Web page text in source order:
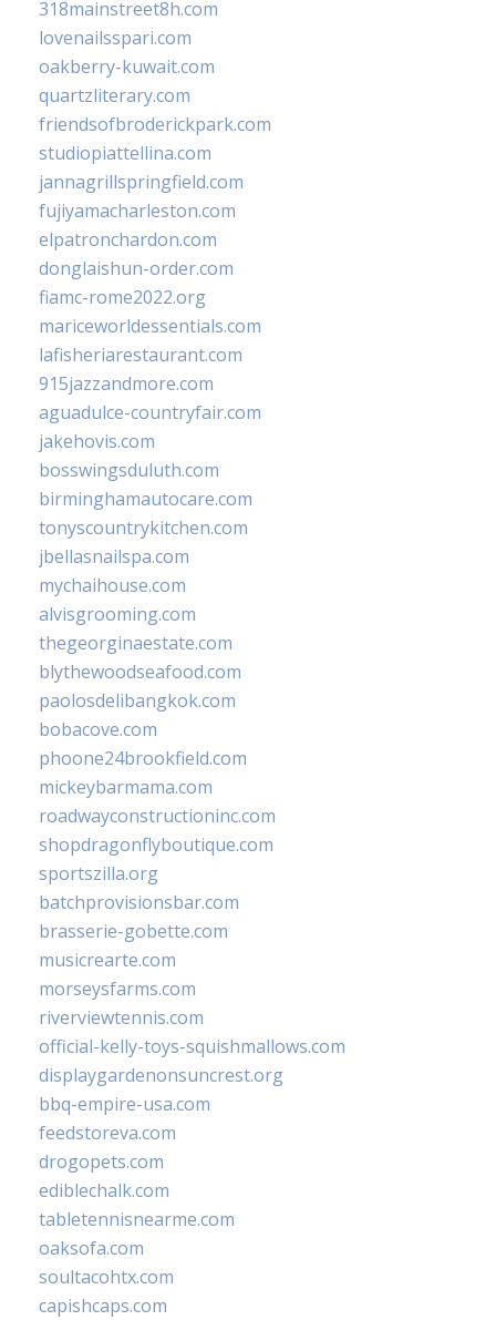
318mainstreet8h.com
lovenailsspari.com
oakberry-kuwait.com
quartzliterary.com
friendsofbroderickpark.com
studiopiattellina.com
jannagrillspringfield.com
fujiyamacharleston.com
elpatronchardon.com
donglaishun-order.com
fiamc-rome2022.org
mariceworldessentials.com
lafisheriarestaurant.com
915jazzandmore.com
aguadulce-countryfair.com
jakehovis.com
bosswingsduluth.com
birminghamautocare.com
tonyscountrykitchen.com
jbellasnailspa.com
mychaihouse.com
alvisgrooming.com
thegeorginaestate.com
blythewoodseafood.com
paolosdelibangkok.com
bobacove.com
phoone24brookfield.com
mickeybarmama.com
roadwayconstructioninc.com
shopdragonflyboutique.com
sportszilla.org
batchprovisionsbar.com
brasserie-gobette.com
musicrearte.com
morseysfarms.com
riverviewtennis.com
official-kelly-toys-squishmallows.com
displaygardenonsuncrest.org
bbq-empire-usa.com
feedstoreva.com
drogopets.com
ediblechalk.com
tabletennisnearme.com
oaksofa.com
soultacohtx.com
capishcaps.com